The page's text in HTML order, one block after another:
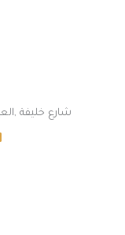
شارع خليفة